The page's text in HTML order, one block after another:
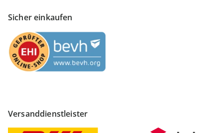
Sicher einkaufen
Versanddienstleister